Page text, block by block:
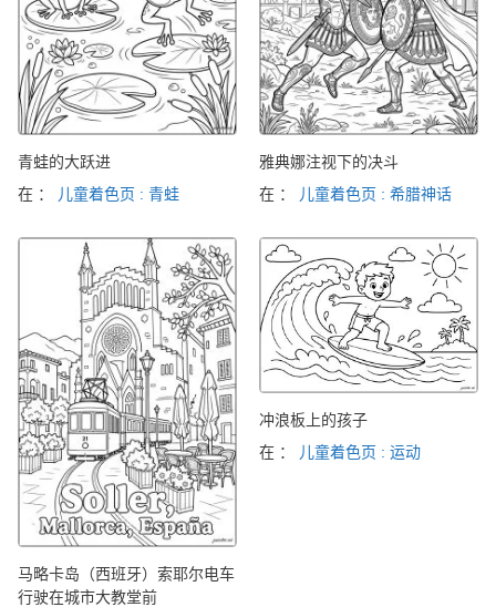
青蛙的大跃进
在 ：
儿童着色页 : 青蛙
雅典娜注视下的决斗
在 ：
儿童着色页 : 希腊神话
马略卡岛（西班牙）索耶尔电车
行驶在城市大教堂前
冲浪板上的孩子
在 ：
儿童着色页 : 运动